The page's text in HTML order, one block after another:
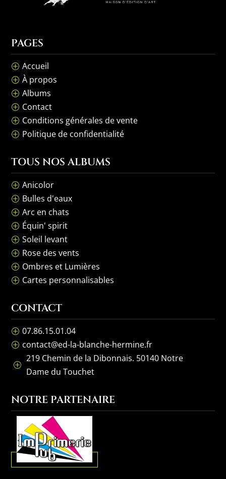
PAGES
P Accueil
P À propos
P Albums
P Contact
P Conditions générales de vente
P Politique de confidentialité
TOUS NOS ALBUMS
P Anicolor
P Bulles d'eaux
P Arc en chats
P Équin' spirit
P Soleil levant
P Rose des vents
P Ombres et Lumières
P Cartes personnalisables
CONTACT
P 07.86.15.01.04
P contact@ed-la-blanche-hermine.fr
P
219 Chemin de la Dibonnais. 50140 Notre
Dame du Touchet
NOTRE PARTENAIRE